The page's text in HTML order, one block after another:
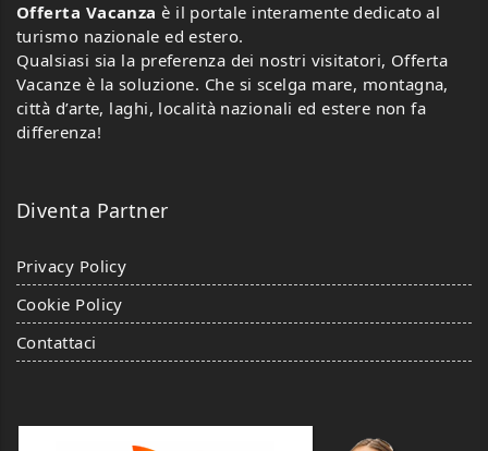
Offerta Vacanza è il portale interamente dedicato al
turismo nazionale ed estero.
Qualsiasi sia la preferenza dei nostri visitatori, Offerta
Vacanze è la soluzione. Che si scelga mare, montagna,
città d’arte, laghi, località nazionali ed estere non fa
differenza!
Diventa Partner
Privacy Policy
Cookie Policy
Contattaci